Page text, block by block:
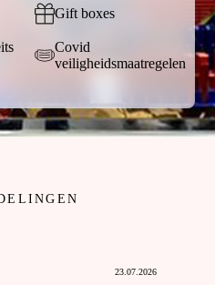
Gift boxes
Covid
veiligheidsmaatregelen
23.07.2026